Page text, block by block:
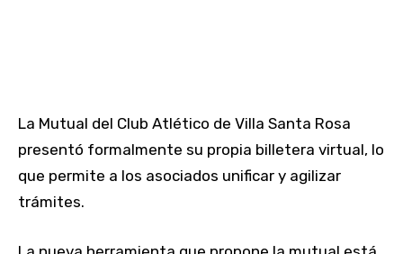
La Mutual del Club Atlético de Villa Santa Rosa
presentó formalmente su propia billetera virtual, lo
que permite a los asociados unificar y agilizar
trámites.